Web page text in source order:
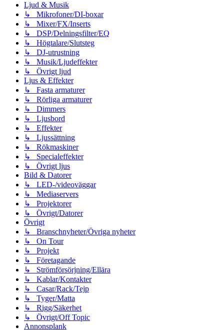
Ljud & Musik
↳ Mikrofoner/DI-boxar
↳ Mixer/FX/Inserts
↳ DSP/Delningsfilter/EQ
↳ Högtalare/Slutsteg
↳ DJ-utrustning
↳ Musik/Ljudeffekter
↳ Övrigt ljud
Ljus & Effekter
↳ Fasta armaturer
↳ Rörliga armaturer
↳ Dimmers
↳ Ljusbord
↳ Effekter
↳ Ljussättning
↳ Rökmaskiner
↳ Specialeffekter
↳ Övrigt ljus
Bild & Datorer
↳ LED-/videoväggar
↳ Mediaservers
↳ Projektorer
↳ Övrigt/Datorer
Övrigt
↳ Branschnyheter/Övriga nyheter
↳ On Tour
↳ Projekt
↳ Företagande
↳ Strömförsörjning/Ellära
↳ Kablar/Kontakter
↳ Casar/Rack/Tejp
↳ Tyger/Matta
↳ Rigg/Säkerhet
↳ Övrigt/Off Topic
Annonsplank